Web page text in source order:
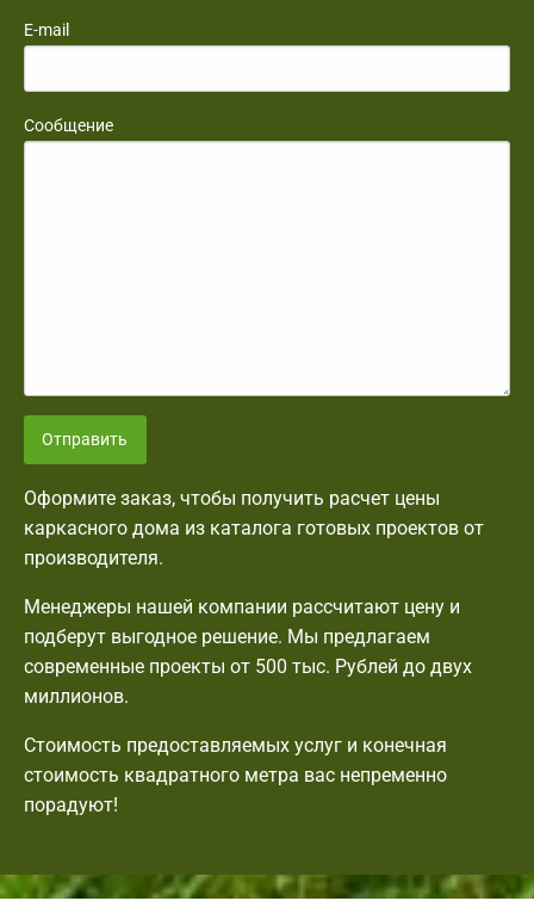
E-mail
Сообщение
Отправить
Оформите заказ, чтобы получить расчет цены
каркасного дома из каталога готовых проектов от
производителя.
Менеджеры нашей компании рассчитают цену и
подберут выгодное решение. Мы предлагаем
современные проекты от 500 тыс. Рублей до двух
миллионов.
Стоимость предоставляемых услуг и конечная
стоимость квадратного метра вас непременно
порадуют!